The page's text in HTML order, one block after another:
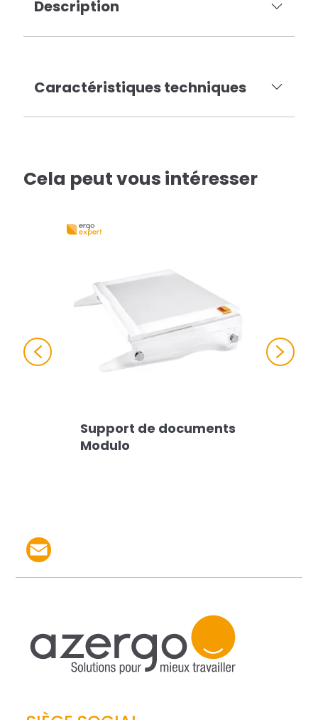
Description
Caractéristiques techniques
Cela peut vous intéresser
Support de documents
Modulo
Previous Next
Partager le produit par